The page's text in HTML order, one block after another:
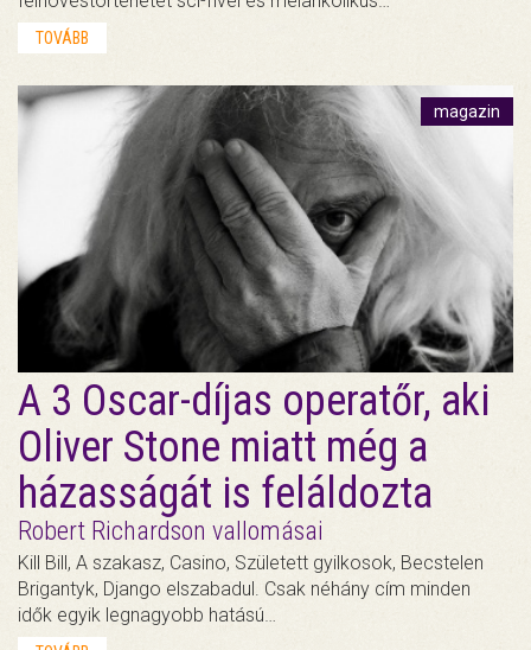
TOVÁBB
magazin
A 3 Oscar-díjas operatőr, aki
Oliver Stone miatt még a
házasságát is feláldozta
Robert Richardson vallomásai
Kill Bill, A szakasz, Casino, Született gyilkosok, Becstelen
Brigantyk, Django elszabadul. Csak néhány cím minden
idők egyik legnagyobb hatású…